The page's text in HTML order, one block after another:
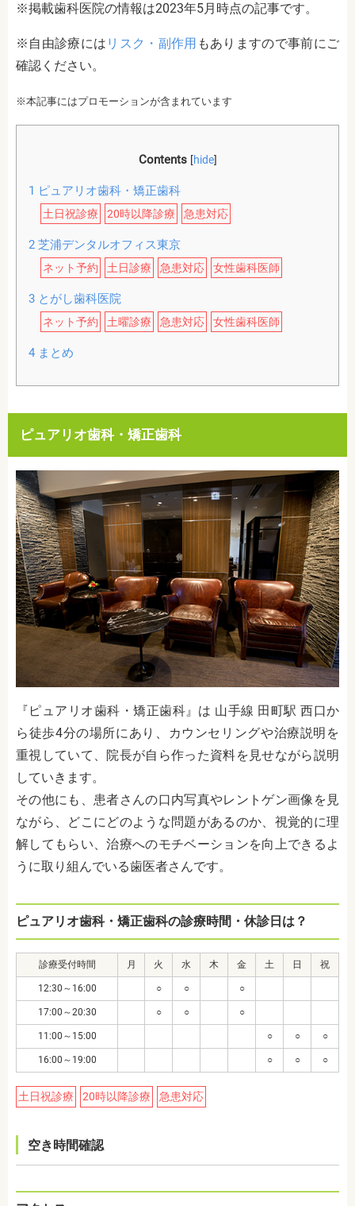
※掲載歯科医院の情報は2023年5月時点の記事です。
※自由診療には リスク・副作用 もありますので事前にご
確認ください。
※本記事にはプロモーションが含まれています
Contents [hide]
1 ピュアリオ歯科・矯正歯科
土日祝診療 20時以降診療 急患対応
2芝浦デンタルオフィス東京
ネット予約 土日診療 急患対応 女性歯科医師
3とがし歯科医院
ネット予約 土曜診療 急患対応 女性歯科医師
4まとめ
ピュアリオ歯科・矯正歯科
『ピュアリオ歯科・矯正歯科』は 山手線 田町駅 西口か
ら徒歩4分の場所にあり、カウンセリングや治療説明を
重視していて、院長が自ら作った資料を見せながら説明
していきます。
その他にも、患者さんの口内写真やレントゲン画像を見
ながら、どこにどのような問題があるのか、視覚的に理
解してもらい、治療へのモチベーションを向上できるよ
うに取り組んでいる歯医者さんです。
ピュアリオ歯科・矯正歯科の診療時間・休診日は？
診療受付時間 月 火 水 木 金 土 日 祝
12:30～16:00 ○ ○ ○
17:00～20:30 ○ ○ ○
11:00～15:00 ○ ○ ○
16:00～19:00 ○ ○ ○
土日祝診療 20時以降診療 急患対応
空き時間確認